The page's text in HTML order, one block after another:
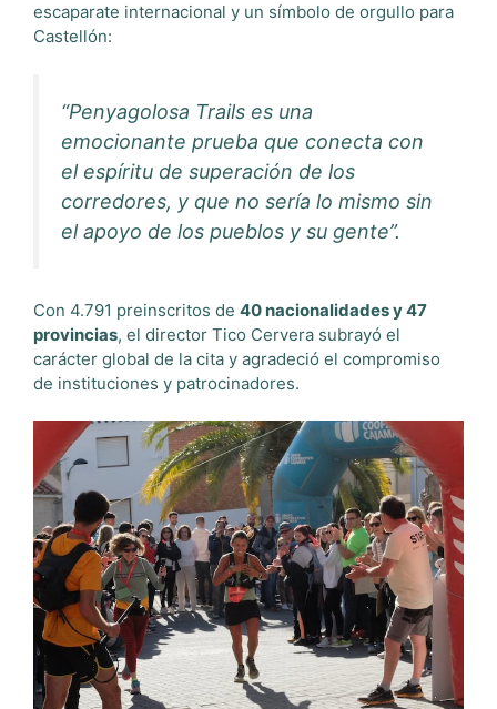
escaparate internacional y un símbolo de orgullo para
Castellón:
“Penyagolosa Trails es una
emocionante prueba que conecta con
el espíritu de superación de los
corredores, y que no sería lo mismo sin
el apoyo de los pueblos y su gente”.
Con 4.791 preinscritos de 40 nacionalidades y 47
provincias, el director Tico Cervera subrayó el
carácter global de la cita y agradeció el compromiso
de instituciones y patrocinadores.